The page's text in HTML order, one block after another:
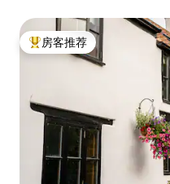
热门「房客推荐」
房客推荐